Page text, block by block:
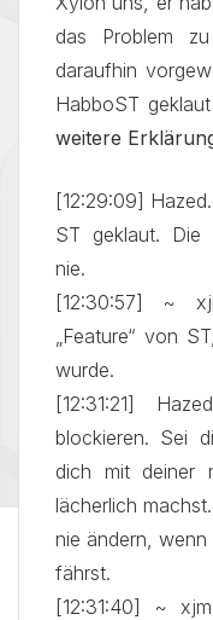
das Problem
daraufhin
HabboST
weitere
[12:29:09]
ST geklaut. Die
nie.
[12:30:57] ~
„Feature“ von
wurde.
[12:31:21]
blockieren. Sei
dich mit deiner
lächerlich
nie ändern,
fährst.
[12:31:40] ~